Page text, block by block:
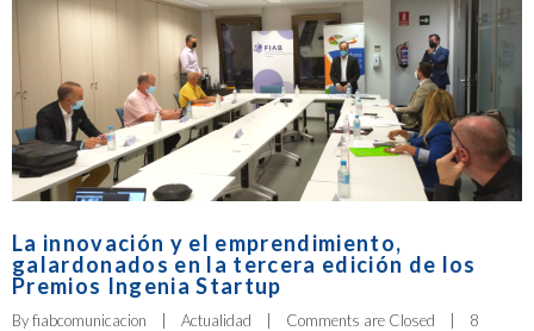
La innovación y el emprendimiento,
galardonados en la tercera edición de los
Premios Ingenia Startup
By fiabcomunicacion Actualidad Comments are Closed
8